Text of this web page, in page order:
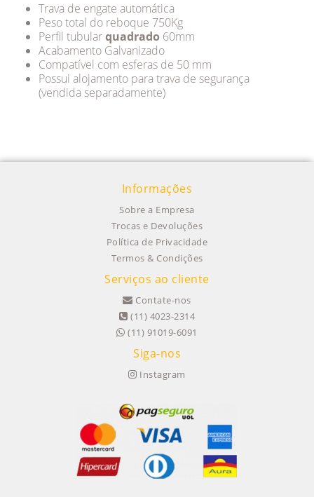
Trava de engate automática
Peso total do reboque 750Kg
Perfil tubularquadrado 60mm
Acabamento Galvanizado
Compatível com esferas de 50 mm
Possui alojamento para trava de segurança
(vendida separadamente)
Informações
Sobre a Empresa
Trocas e Devoluções
Política de Privacidade
Termos & Condições
Serviços ao cliente
Contate-nos
(11) 4023-2314
(11) 91019-6091
Siga-nos
Instagram